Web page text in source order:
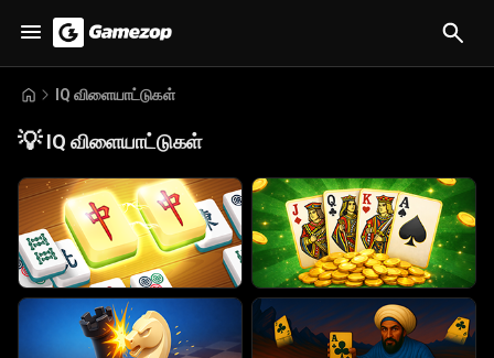
IQ விளையாட்டுகள்
💡 IQ விளையாட்டுகள்